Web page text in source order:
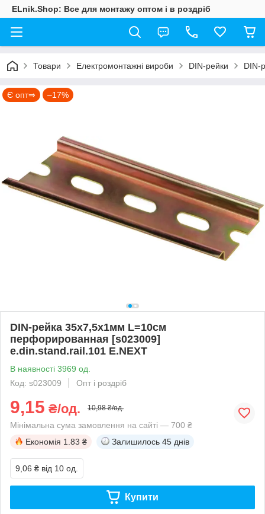
ELnik.Shop: Все для монтажу оптом і в роздріб
Товари Електромонтажні вироби DIN-рейки DIN-
Є опт⇒ –17%
DIN-рейка 35x7,5x1мм L=10см
перфорированная [s023009]
e.din.stand.rail.101 E.NEXT
В наявності 3969 од.
Код: s023009
Опт і роздріб
9,15 ₴/од. 10,98 ₴/од.
Мінімальна сума замовлення на сайті — 700 ₴
Економія 1.83 ₴ Залишилось 45 днів
9,06 ₴ від 10 од.
Купити